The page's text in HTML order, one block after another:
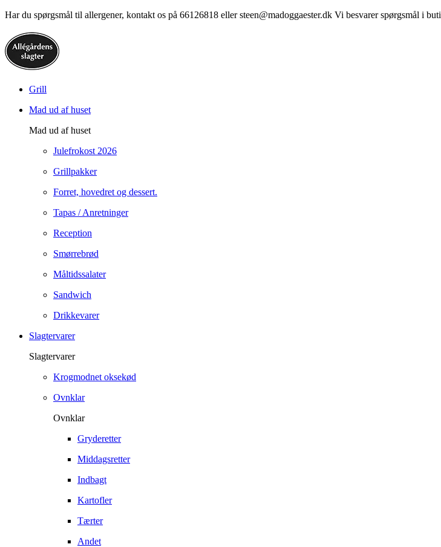
Har du spørgsmål til allergener, kontakt os på 66126818 eller steen@madoggaester.dk Vi besvarer spørgsmål i
Grill
Mad ud af huset
Mad ud af huset
Julefrokost 2026
Grillpakker
Forret, hovedret og dessert.
Tapas / Anretninger
Reception
Smørrebrød
Måltidssalater
Sandwich
Drikkevarer
Slagtervarer
Slagtervarer
Krogmodnet oksekød
Ovnklar
Ovnklar
Gryderetter
Middagsretter
Indbagt
Kartofler
Tærter
Andet